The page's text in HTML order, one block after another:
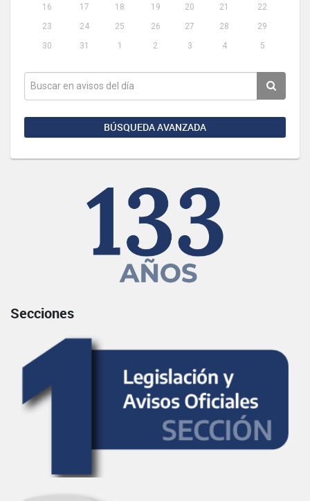
16
17 18 19 20 21
22
23
24 25 26 27 28
29
30
31 1 2 3 4 5
BÚSQUEDA AVANZADA
Secciones